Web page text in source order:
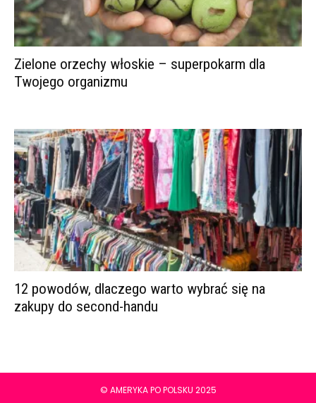
Zielone orzechy włoskie – superpokarm dla
Twojego organizmu
12 powodów, dlaczego warto wybrać się na
zakupy do second-handu
© AMERYKA PO POLSKU 2025